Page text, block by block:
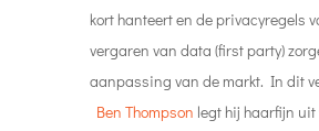
kort hanteert en de privacyregels
vergaren van data (first party)
aanpassing van de markt. In dit
Ben Thompson legt hij haarfijn